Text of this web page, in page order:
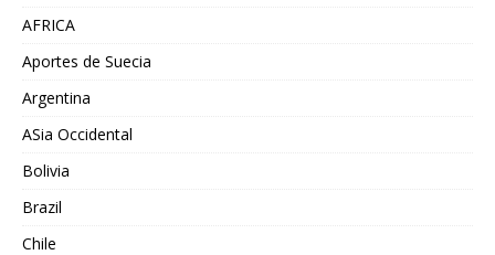
AFRICA
Aportes de Suecia
Argentina
ASia Occidental
Bolivia
Brazil
Chile